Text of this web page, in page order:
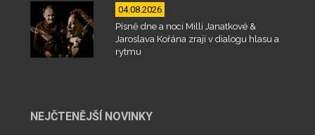
04.08.2026
Písně dne a noci Milli Janatkové &
Jaroslava Kořána zrají v dialogu hlasu a
rytmu
NEJČTENĚJŠÍ NOVINKY